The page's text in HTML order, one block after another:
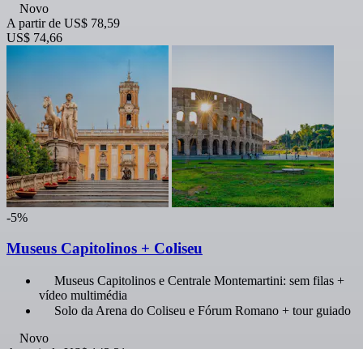
Novo
A partir de US$ 78,59
US$ 74,66
-5%
Museus Capitolinos + Coliseu
Museus Capitolinos e Centrale Montemartini: sem filas +
vídeo multimédia
Solo da Arena do Coliseu e Fórum Romano + tour guiado
Novo